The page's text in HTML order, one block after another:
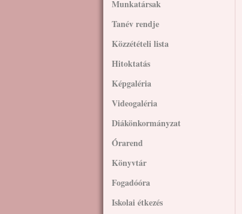
Munkatársak
Tanév rendje
Közzétételi lista
Hitoktatás
Képgaléria
Videogaléria
Diákönkormányzat
Órarend
Könyvtár
Fogadóóra
Iskolai étkezés